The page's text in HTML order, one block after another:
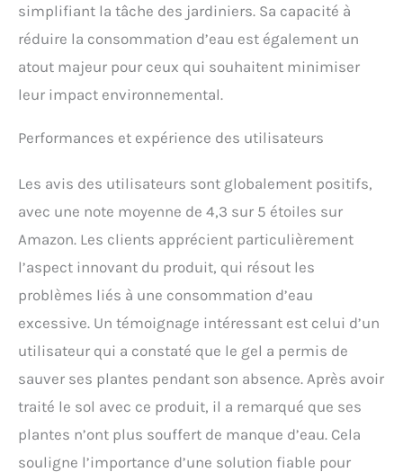
l'environnement, il
biologique
simplifiant la tâche des jardiniers. Sa capacité à
réduire la consommation d’eau est également un
atout majeur pour ceux qui souhaitent minimiser
leur impact environnemental.
Performances et expérience des utilisateurs
Les avis des utilisateurs sont globalement positifs,
avec une note moyenne de 4,3 sur 5 étoiles sur
Amazon. Les clients apprécient particulièrement
l’aspect innovant du produit, qui résout les
problèmes liés à une consommation d’eau
excessive. Un témoignage intéressant est celui d’un
utilisateur qui a constaté que le gel a permis de
sauver ses plantes pendant son absence. Après avoir
traité le sol avec ce produit, il a remarqué que ses
plantes n’ont plus souffert de manque d’eau. Cela
souligne l’importance d’une solution fiable pour